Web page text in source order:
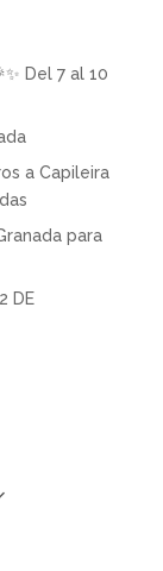
Del 7 al 10
a Capileira
para
DE